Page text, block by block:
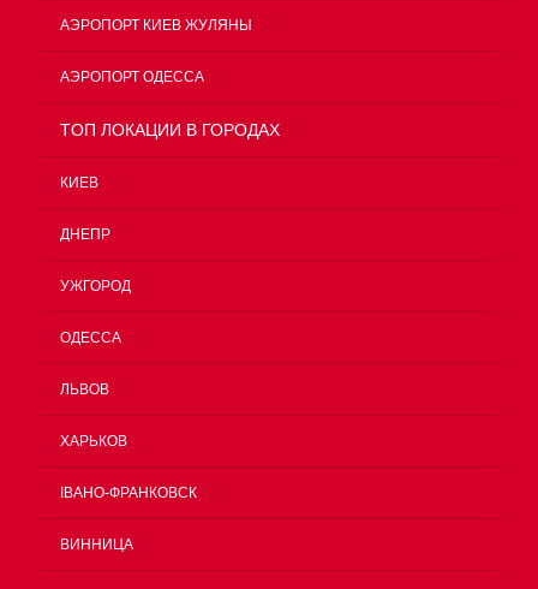
АЭРОПОРТ КИЕВ ЖУЛЯНЫ
АЭРОПОРТ ОДЕССА
TOП ЛОКАЦИИ В ГОРОДАХ
КИЕВ
ДНЕПР
УЖГОРОД
ОДЕССА
ЛЬВОВ
ХАРЬКОВ
ІВАНО-ФРАНКОВСК
ВИННИЦА